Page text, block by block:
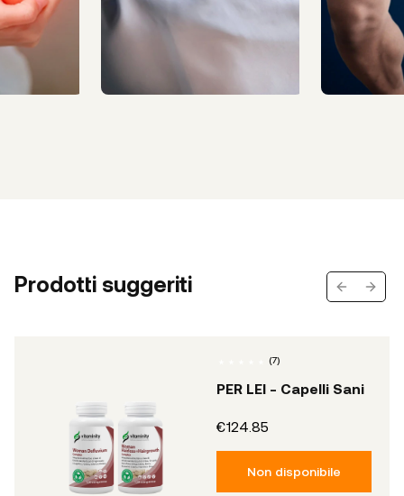
Prodotti suggeriti Previous
Next
(7)
PER LEI - Capelli Sani
€124.85
Non disponibile